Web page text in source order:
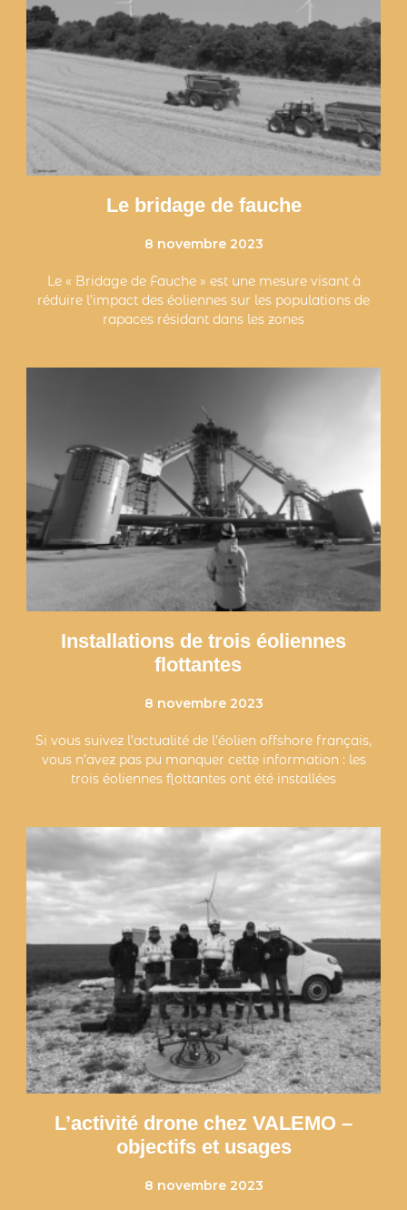
Le bridage de fauche
8 novembre 2023
Le « Bridage de Fauche » est une mesure visant à
réduire l’impact des éoliennes sur les populations de
rapaces résidant dans les zones
Installations de trois éoliennes
flottantes
8 novembre 2023
Si vous suivez l’actualité de l’éolien offshore français,
vous n’avez pas pu manquer cette information : les
trois éoliennes flottantes ont été installées
L’activité drone chez VALEMO –
objectifs et usages
8 novembre 2023